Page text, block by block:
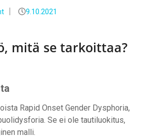
9.10.2021
mitä se tarkoittaa?
Rapid Onset Gender Dysphoria,
Se ei ole tautiluokitus,
malli.